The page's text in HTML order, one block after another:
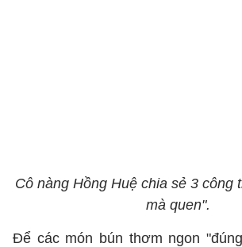
Cô nàng Hồng Huệ chia sẻ 3 công
mà quen".
Để các món bún thơm ngon